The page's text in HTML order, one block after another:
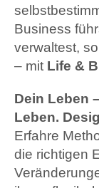
Business
verwaltest,
– mit Life &
Dein Leben
Leben.
Erfahre
die richtigen